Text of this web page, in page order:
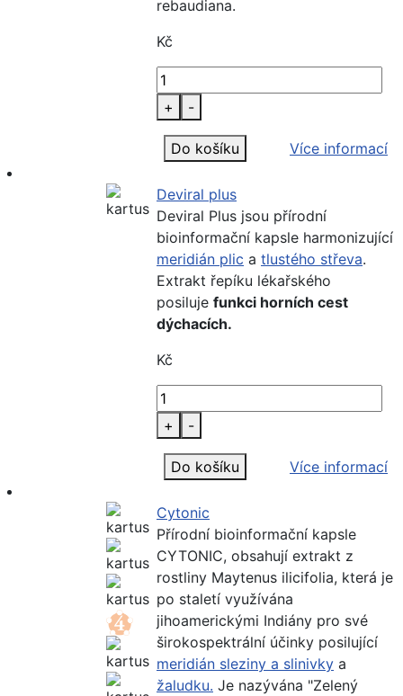
rebaudiana.
Kč
+ -
Do košíku Více informací
Deviral plus
Deviral Plus jsou přírodní
bioinformační kapsle harmonizující
meridián plic a tlustého střeva.
Extrakt řepíku lékařského
posiluje funkci horních cest
dýchacích.
Kč
+ -
Do košíku Více informací
Cytonic
Přírodní bioinformační kapsle
CYTONIC, obsahují extrakt z
rostliny Maytenus ilicifolia, která je
po staletí využívána
jihoamerickými Indiány pro své
širokospektrální účinky posilující
meridián sleziny a slinivky a
žaludku. Je nazývána "Zelený